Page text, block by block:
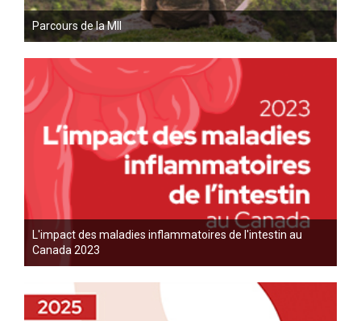
Parcours de la MII
L'impact des maladies inflammatoires de l'intestin au
Canada 2023